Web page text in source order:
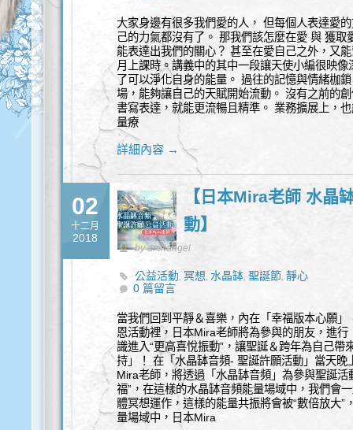
大家身邊有很多我們愛的人， 但每個人表達愛
己的力氣都沒有了。 那我們該怎麼在愛 與 獲
能表達出我們的關心？ 甚至在愛自己之外，又
月上課時。講義中的其中一段讓天使小編很映
了可以淨化自身的能量。 過往的記憶與情緒枷
場，能夠讓自己的天賦開始流動。 沒有之前的
書寫表達，就能更流暢且精準。 業務擴展上，
量療
詳細內容 →
02
十二月
2018
【日本Mira老師 水晶
動】
by archangel
公益活動,冥想,水晶缽,聖誕節,靜心
0 篇留言
當我們回到平靜＆喜樂，內在「幸福版本心願
恩活動裡，日本Mira老師將為參與的朋友，進行
識進入“更高喜悅振動”，讓聖誕＆跨年為自己
持」！ 在「水晶缽音頻- 聖誕許願活動」當天
Mira老師，將透過「水晶缽音頻」為參與聖誕
福”，在這樣的水晶缽音頻能量場域中，我們會
體冥想運作，這樣的能量共振將會被“數倍放大
量場域中，日本Mira